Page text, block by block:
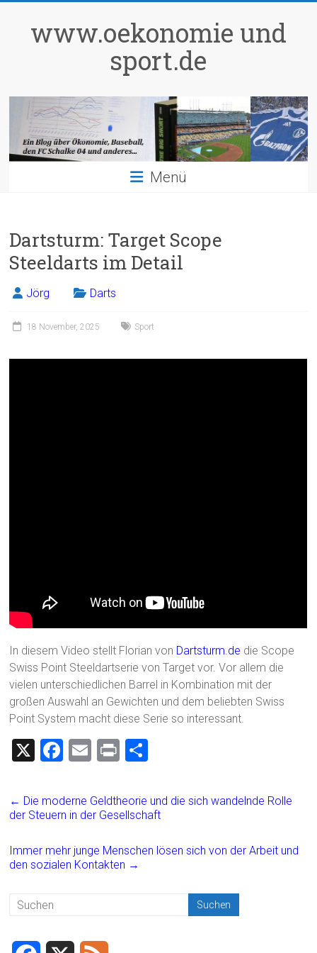
springenwww.oekonomie und
sport.de
Menü
Dartsturm: Target Scope
Steeldarts im Detail
Jörg Darts
18 November, 2025 Sport
In diesem Video stellt Florian von Dartsturm.de die Scope
Swiss Point Steeldartserie von Target vor. Vor allem die
vielen unterschiedlichen Barrel in Kombination mit der
großen Auswahl an Gewichten und dem beliebten Swiss
Point System macht diese Serie so interessant.
X
F
ce
b
o
ok
E
ai
l
Pr
t
e
n
← Die moderne Geldtheorie und die sich wandelnde Rolle
der Steuern in der Gesellschaft
Immer mehr junge Menschen lösen sich von der Arbeit und
den sozialen Kontakten →